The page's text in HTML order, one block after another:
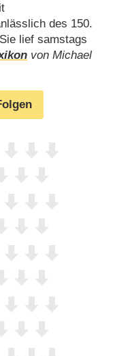
des 150.
lief samstags
von Michael